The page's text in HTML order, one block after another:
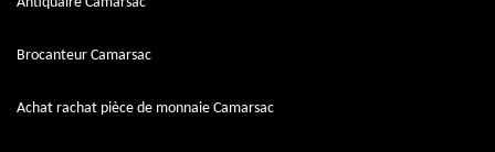
Brocanteur Camarsac
Achat rachat pièce de monnaie Camarsac